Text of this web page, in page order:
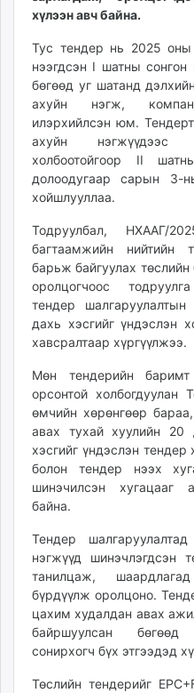
unuudur.mn
mglradio.com
fact.mn
itoim.mn
tumen.mn
shuum.mn
tvmongolia.mn
unegui.mn
assa.mn
toim.mn
tac.mn
paparazzi.mn
unread.today
хүлээн авч байна.
Тус тендер нь 2025
нээгдсэн I шатны сонгон
бөгөөд уг шатанд
ахуйн нэгж,
илэрхийлсэн юм.
ахуйн нэгжүүдээс
холбоотойгоор II
долоодугаар сарын 3-
хойшлууллаа.
Тодруулбал, НХААГ/
багтаамжийн нийтийн
барьж байгуулах
оролцогчоос
тендер
дахь хэсгийг үндэслэн
хавсралтаар хүргүүлжээ.
Мөн тендерийн
орсонтой холбогдуулан
өмчийн хөрөнгөөр
авах тухай хуулийн 20
хэсгийг үндэслэн тендер
болон тендер нээх
шинэчилсэн хугацааг
байна.
Тендер
нэгжүүд шинэчлэгдсэн
танилцаж,
бүрдүүлж оролцоно.
цахим худалдан авах
байршуулсан бөгөөд
сонирхогч бүх этгээдэд
Төслийн тендерийг